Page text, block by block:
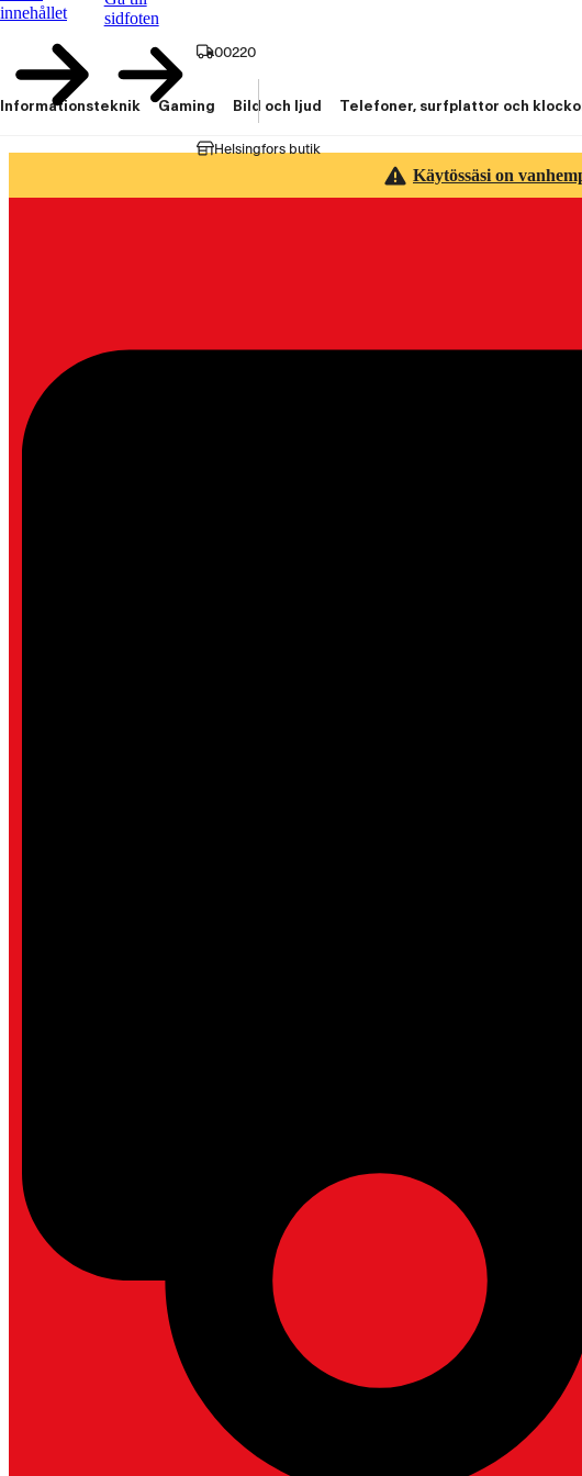
innehållet
sidfoten
00220
Helsingfors butik
Informationsteknik Gaming Bild och ljud Telefoner, surfplattor och
Käytössäsi on